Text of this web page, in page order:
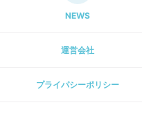
NEWS
運営会社
プライパシーポリシー